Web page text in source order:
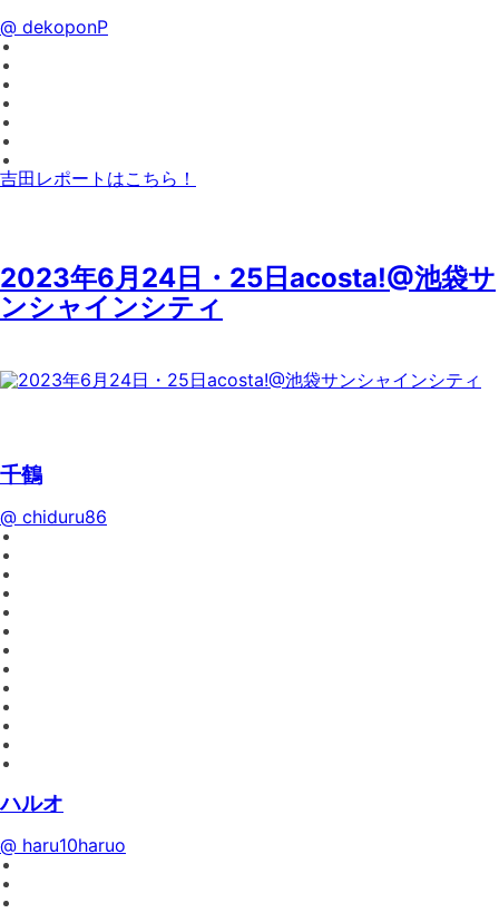
@ dekoponP
吉田レポートはこちら！
2023年6月24日・25日acosta!@池袋サ
ンシャインシティ
千鶴
@ chiduru86
ハルオ
@ haru10haruo